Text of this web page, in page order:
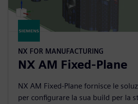
NX FOR MANUFACTURING
NX AM Fixed-Plane
NX AM Fixed-Plane fornisce le
per configurare la sua build per la